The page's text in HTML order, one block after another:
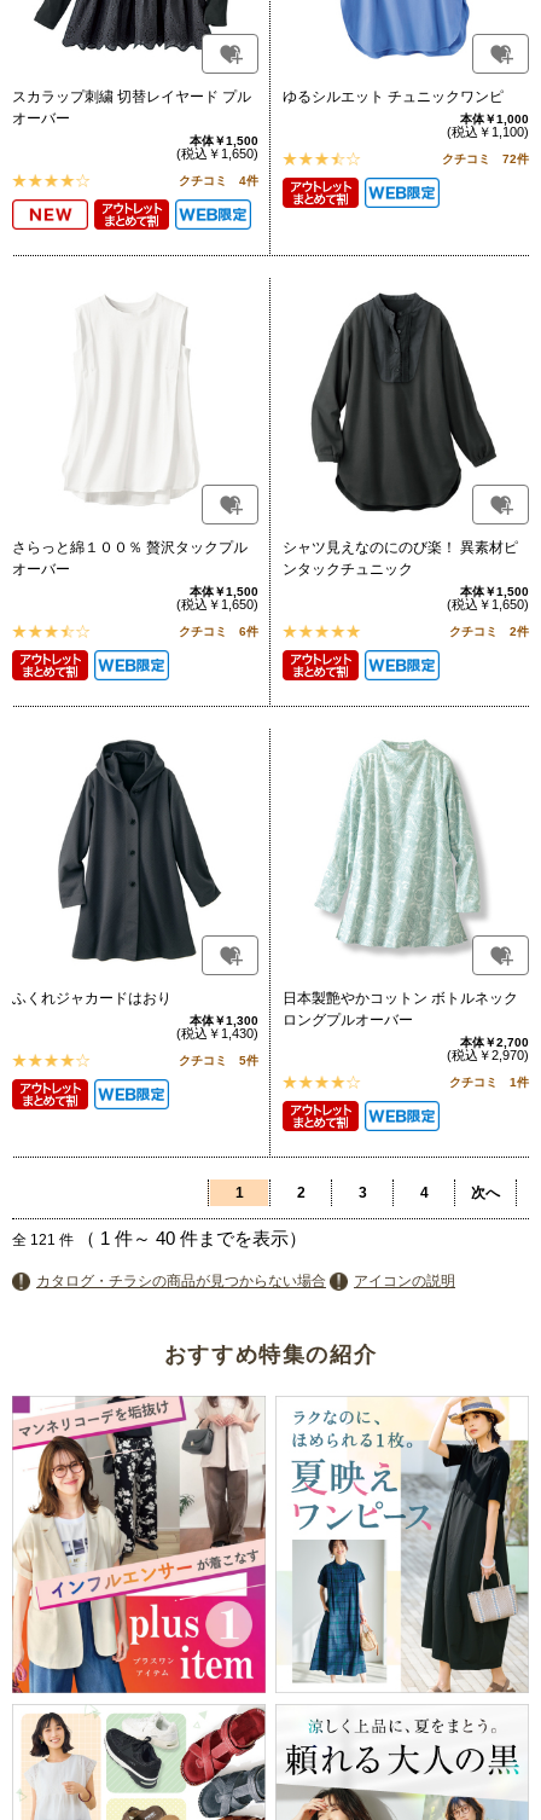
スカラップ刺繍 切替レイヤード プル
オーバー
本体￥1,500
(税込￥1,650)
クチコミ 4件
ゆるシルエット チュニックワンピ
本体￥1,000
(税込￥1,100)
クチコミ 72件
さらっと綿１００％ 贅沢タックプル
オーバー
本体￥1,500
(税込￥1,650)
クチコミ 6件
シャツ見えなのにのび楽！ 異素材ピ
ンタックチュニック
本体￥1,500
(税込￥1,650)
クチコミ 2件
ふくれジャカードはおり
本体￥1,300
(税込￥1,430)
クチコミ 5件
日本製艶やかコットン ボトルネック
ロングプルオーバー
本体￥2,700
(税込￥2,970)
クチコミ 1件
1 2 3 4 次へ
全 121 件 （ 1 件～ 40 件までを表示）
カタログ・チラシの商品が見つからない場合 アイコンの説明
おすすめ特集の紹介